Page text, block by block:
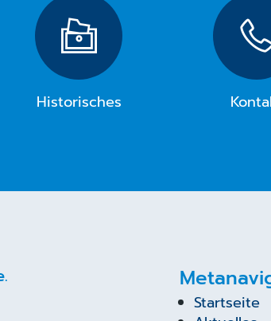
Historisches
Startseite